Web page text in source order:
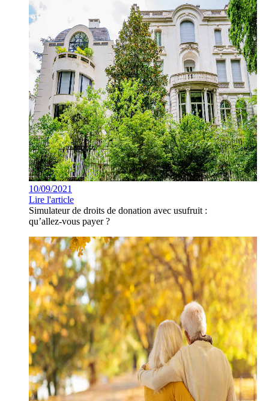
10/09/2021
Lire l'article
Simulateur de droits de donation avec usufruit :
qu’allez-vous payer ?